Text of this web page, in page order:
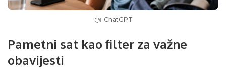
ChatGPT
Pametni sat kao filter za važne
obavijesti